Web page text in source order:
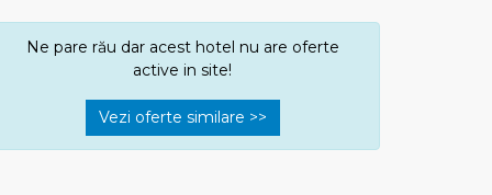
Ne pare rău dar acest hotel nu are oferte
active in site!
Vezi oferte similare >>